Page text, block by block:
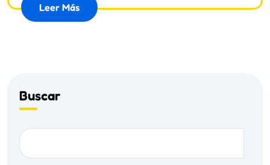
Leer Más
Buscar